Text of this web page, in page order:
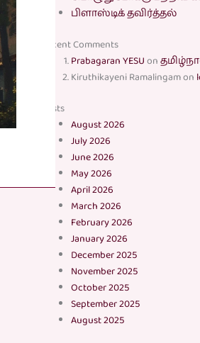
பிளாஸ்டிக் தவிர்த்தல்
Recent Comments
Prabagaran YESUon
Kiruthikayeni Ramalingamon
Posts
August 2026
July 2026
June 2026
May 2026
April 2026
March 2026
February 2026
January 2026
December 2025
November 2025
October 2025
September 2025
August 2025